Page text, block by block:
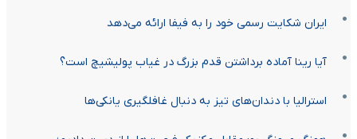
ایران شکایت رسمی خود را به فیفا ارائه می‌دهد
آیا رینا آماده برداشتن قدم بزرگ در غیاب پولیشیچ است؟
استرالیا با دندان‌های تیز به دنبال غافلگیری یانکی‌ها